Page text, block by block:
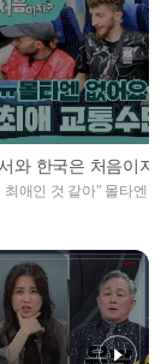
와 한국은 처음이지
최애인 것 같아" 몰타엔